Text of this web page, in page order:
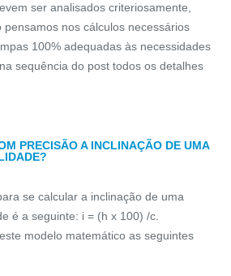
ser analisados criteriosamente,
pensamos nos cálculos necessários
100% adequadas às necessidades
sequência do post todos os detalhes
PRECISÃO A INCLINAÇÃO DE UMA
se calcular a inclinação de uma
é a seguinte: i = (h x 100) /c.
modelo matemático as seguintes